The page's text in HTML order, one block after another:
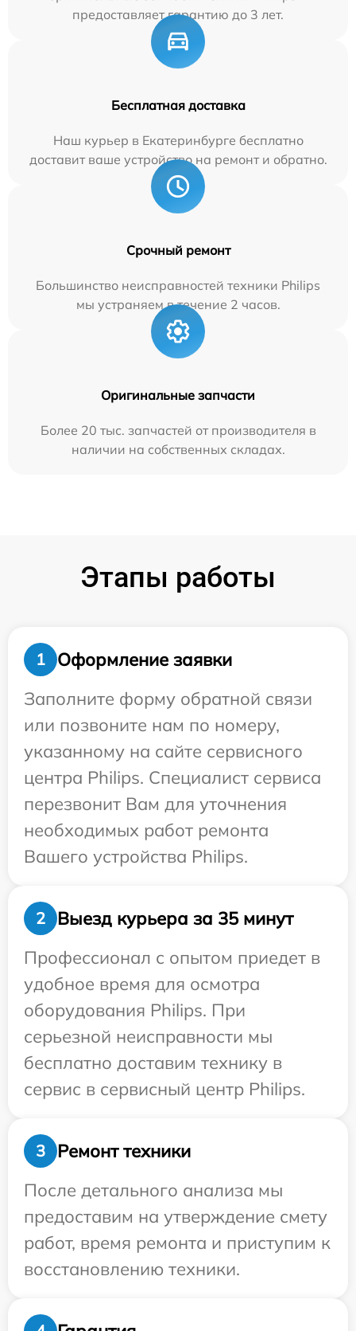
предоставляет гарантию до 3 лет.
Бесплатная доставка
Наш курьер в Екатеринбурге бесплатно
доставит ваше устройство на ремонт и обратно.
Срочный ремонт
Большинство неисправностей техники Philips
мы устраняем в течение 2 часов.
Оригинальные запчасти
Более 20 тыс. запчастей от производителя в
наличии на собственных складах.
Этапы работы
1
Оформление заявки
Заполните форму обратной связи
или позвоните нам по номеру,
указанному на сайте сервисного
центра Philips. Специалист сервиса
перезвонит Вам для уточнения
необходимых работ ремонта
Вашего устройства Philips.
2
Выезд курьера за 35 минут
Профессионал с опытом приедет в
удобное время для осмотра
оборудования Philips. При
серьезной неисправности мы
бесплатно доставим технику в
сервис в сервисный центр Philips.
3
Ремонт техники
После детального анализа мы
предоставим на утверждение смету
работ, время ремонта и приступим к
восстановлению техники.